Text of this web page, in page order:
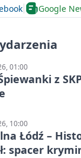
Google
01:00
z
10:00
Łódź –
spacer